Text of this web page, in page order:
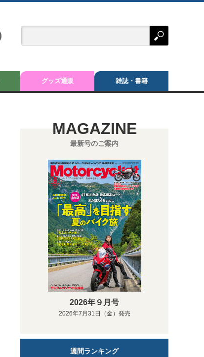
グッズ通販 雑誌・書籍
MAGAZINE
最新号のご案内
2026年９月号
2026年7月31日（金）発売
週間ランキング